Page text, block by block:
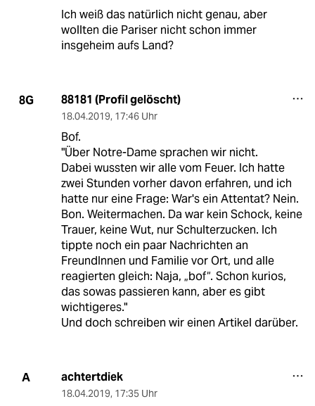
Ich weiß das natürlich nicht genau, aber
wollten die Pariser nicht schon immer
insgeheim aufs Land?
8G 88181 (Profil gelöscht)
18.04.2019, 17:46 Uhr
Bof.
"Über Notre-Dame sprachen wir nicht.
Dabei wussten wir alle vom Feuer. Ich hatte
zwei Stunden vorher davon erfahren, und ich
hatte nur eine Frage: War's ein Attentat? Nein.
Bon. Weitermachen. Da war kein Schock, keine
Trauer, keine Wut, nur Schulterzucken. Ich
tippte noch ein paar Nachrichten an
FreundInnen und Familie vor Ort, und alle
reagierten gleich: Naja, „bof“. Schon kurios,
das sowas passieren kann, aber es gibt
wichtigeres."
Und doch schreiben wir einen Artikel darüber.
A achtertdiek
18.04.2019, 17:35 Uhr